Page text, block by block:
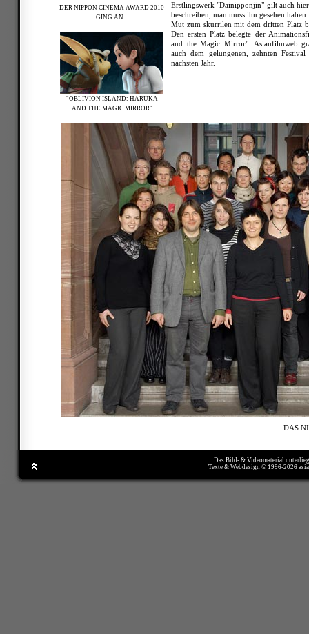
DER NIPPON CINEMA AWARD 2010
GING AN...
"OBLIVION ISLAND: HARUKA
AND THE MAGIC MIRROR"
Erstlingswerk "Dainipponjin" gilt auch
beschreiben, man muss ihn gesehen
Mut zum skurrilen mit dem dritten Platz
Den ersten Platz belegte der
and the Magic Mirror". Asianfilmweb
auch dem gelungenen, zehnten
nächsten Jahr.
DAS
Das Bild- & Videomaterial
Texte & Webdesign © 1996-2026